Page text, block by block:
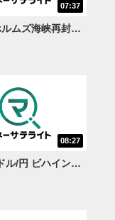
07:37
【7/13】ホルムズ海峡再封鎖 しかし米ドル/円163円は超えない?【<FX MARKET VIEW＞
08:27
【7/6】米ドル/円 ビハインド・ザ・カーブ懸念強まる 予告なき為替介入の可能性も!?<FX MARKET VIEW＞